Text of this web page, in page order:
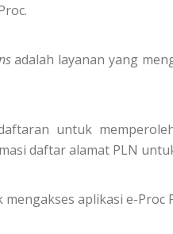
adalah layanan yang
untuk
daftar alamat PLN
aplikasi e-